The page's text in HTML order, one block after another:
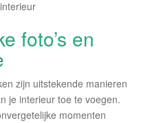
foto’s en
zijn uitstekende manieren
je interieur toe te voegen.
momenten